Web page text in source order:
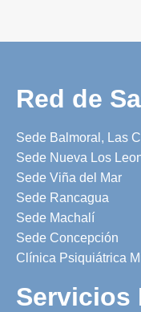
Red de
Sede Balmoral, Las
Sede Nueva Los
Sede Viña del Mar
Sede Rancagua
Sede Machalí
Sede Concepción
Clínica Psiquiátrica
Servicios